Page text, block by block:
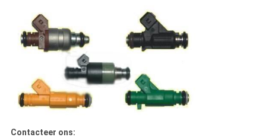
Contacteer ons: